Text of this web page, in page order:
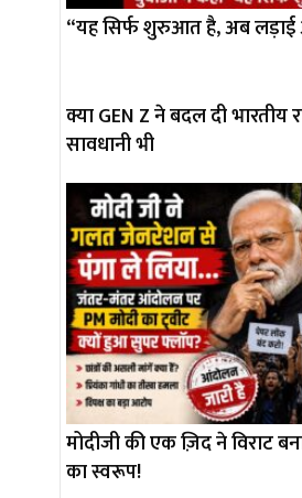
“यह सिर्फ शुरुआत है, अब
क्या GEN Z ने बदल दी भारतीय
सावधानी भी
मोदीजी की एक ज़िद ने विराट
का स्वरूप!